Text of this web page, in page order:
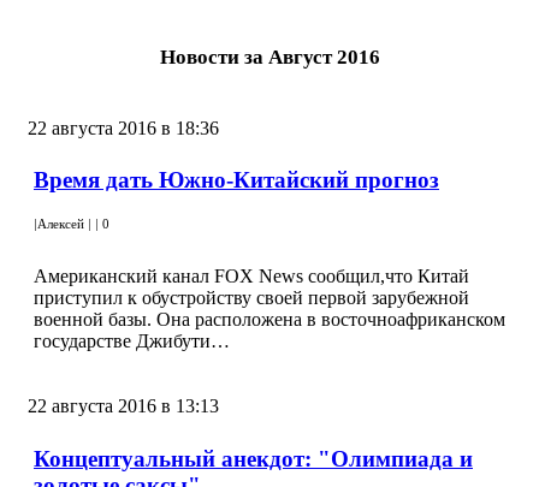
Новости за Август 2016
22 августа 2016 в 18:36
Время дать Южно-Китайский прогноз
|Алексей | | 0
Американский канал FOX News сообщил,что Китай
приступил к обустройству своей первой зарубежной
военной базы. Она расположена в восточноафриканском
государстве Джибути…
22 августа 2016 в 13:13
Концептуальный анекдот: "Олимпиада и